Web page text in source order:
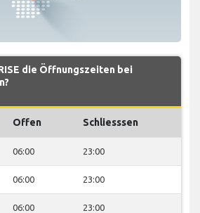
die Öffnungszeiten bei
Offen Schliesssen
06:00 23:00
06:00 23:00
06:00 23:00